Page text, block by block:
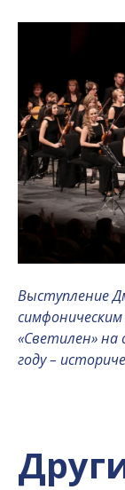
Выступление
«Светилен» на
году –